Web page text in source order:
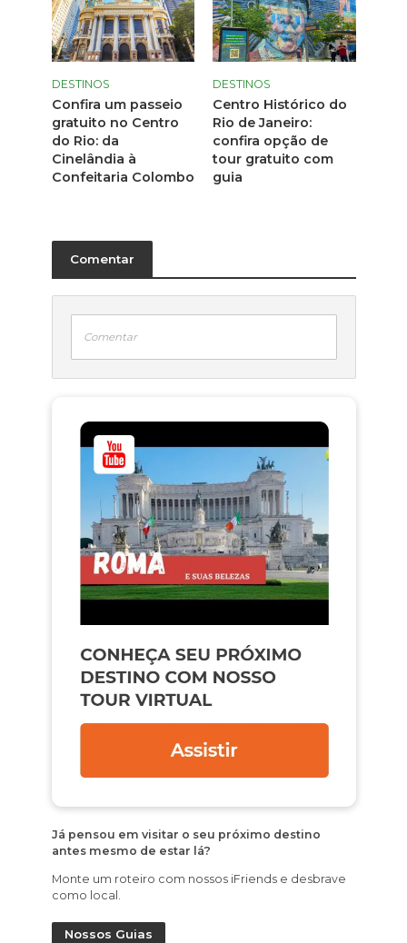
DESTINOS
Confira um passeio
gratuito no Centro
do Rio: da
Cinelândia à
Confeitaria Colombo
DESTINOS
Centro Histórico do
Rio de Janeiro:
confira opção de
tour gratuito com
guia
Comentar
Comentar
Já pensou em visitar o seu próximo destino
antes mesmo de estar lá?
Monte um roteiro com nossos iFriends e desbrave
como local.
Nossos Guias